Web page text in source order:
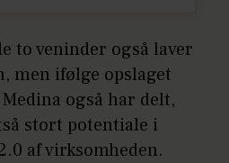
to veninder også laver
men ifølge opslaget
også har delt,
stort potentiale i
af virksomheden.